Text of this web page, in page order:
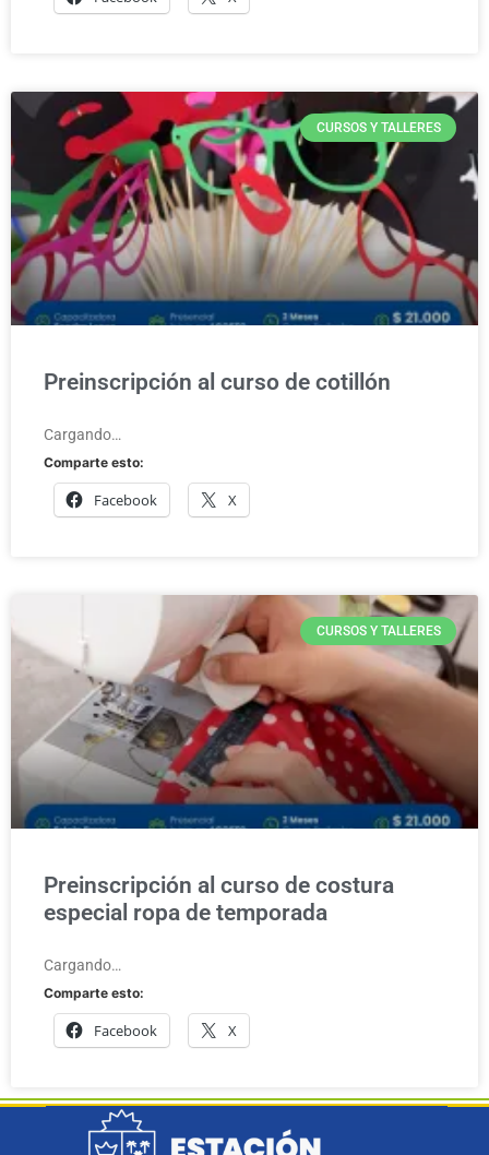
CURSOS Y TALLERES
Preinscripción al curso de cotillón
Cargando…
Comparte esto:
Facebook X
CURSOS Y TALLERES
Preinscripción al curso de costura
especial ropa de temporada
Cargando…
Comparte esto:
Facebook X